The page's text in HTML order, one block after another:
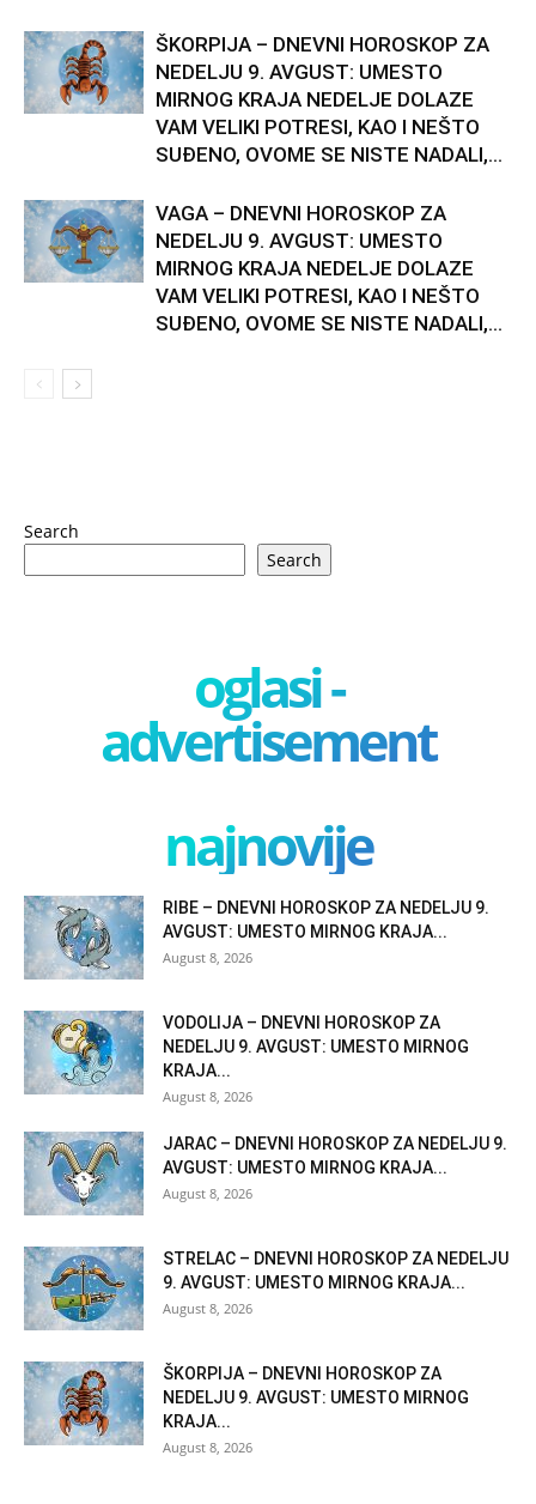
ŠKORPIJA – DNEVNI HOROSKOP ZA
NEDELJU 9. AVGUST: UMESTO
MIRNOG KRAJA NEDELJE DOLAZE
VAM VELIKI POTRESI, KAO I NEŠTO
SUĐENO, OVOME SE NISTE NADALI,...
VAGA – DNEVNI HOROSKOP ZA
NEDELJU 9. AVGUST: UMESTO
MIRNOG KRAJA NEDELJE DOLAZE
VAM VELIKI POTRESI, KAO I NEŠTO
SUĐENO, OVOME SE NISTE NADALI,...
Search
Search
oglasi -
advertisement
najnovije
RIBE – DNEVNI HOROSKOP ZA NEDELJU 9.
AVGUST: UMESTO MIRNOG KRAJA...
August 8, 2026
VODOLIJA – DNEVNI HOROSKOP ZA
NEDELJU 9. AVGUST: UMESTO MIRNOG
KRAJA...
August 8, 2026
JARAC – DNEVNI HOROSKOP ZA NEDELJU 9.
AVGUST: UMESTO MIRNOG KRAJA...
August 8, 2026
STRELAC – DNEVNI HOROSKOP ZA NEDELJU
9. AVGUST: UMESTO MIRNOG KRAJA...
August 8, 2026
ŠKORPIJA – DNEVNI HOROSKOP ZA
NEDELJU 9. AVGUST: UMESTO MIRNOG
KRAJA...
August 8, 2026